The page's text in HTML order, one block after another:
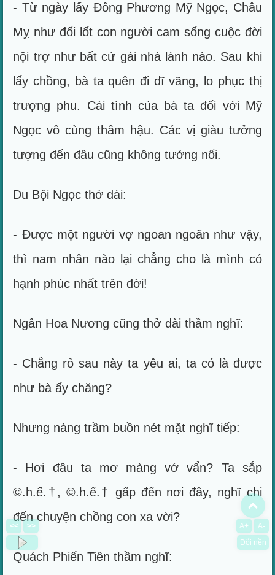
- Từ ngày lấy Đông Phương Mỹ Ngọc, Châu
Mỵ như đổi lốt con người cam sống cuộc đời
nội trợ như bất cứ gái nhà lành nào. Sau khi
lấy chồng, bà ta quên đi dĩ vãng, lo phục thị
trượng phu. Cái tình của bà ta đối với Mỹ
Ngọc vô cùng thâm hậu. Các vị giàu tưởng
tượng đến đâu cũng không tưởng nổi.
Du Bội Ngọc thở dài:
- Được một người vợ ngoan ngoãn như vậy,
thì nam nhân nào lại chẳng cho là mình có
hạnh phúc nhất trên đời!
Ngân Hoa Nương cũng thở dài thầm nghĩ:
- Chẳng rỏ sau này ta yêu ai, ta có là được
như bà ấy chăng?
Nhưng nàng trầm buồn nét mặt nghĩ tiếp:
- Hơi đâu ta mơ màng vớ vẩn? Ta sắp
©.h.ế.†, ©.h.ế.† gấp đến nơi đây, nghĩ chi
đến chuyện chồng con xa vời?
Quách Phiến Tiên thầm nghĩ:
>>
<< A+
A-
Đổi nền